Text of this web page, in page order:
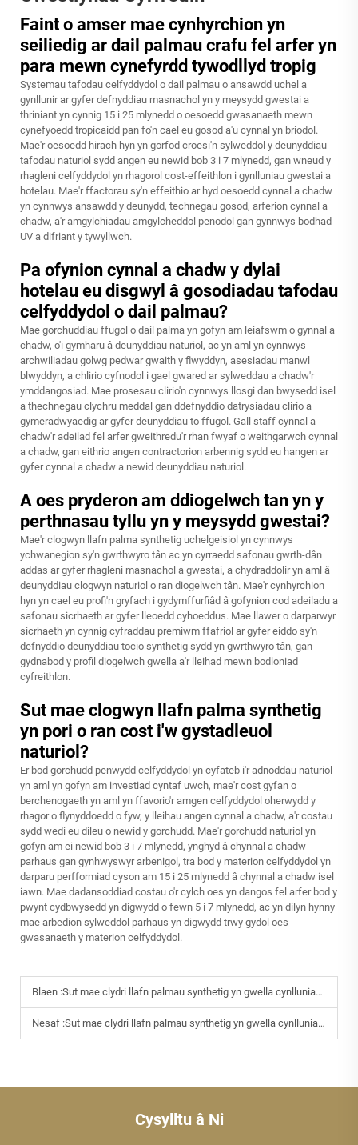
Faint o amser mae cynhyrchion yn
seiliedig ar dail palmau crafu fel arfer yn
para mewn cynefyrdd tywodllyd tropig
Systemau tafodau celfyddydol o dail palmau o ansawdd uchel a
gynllunir ar gyfer defnyddiau masnachol yn y meysydd gwestai a
thriniant yn cynnig 15 i 25 mlynedd o oesoedd gwasanaeth mewn
cynefyoedd tropicaidd pan fo'n cael eu gosod a'u cynnal yn briodol.
Mae'r oesoedd hirach hyn yn gorfod croesi'n sylweddol y deunyddiau
tafodau naturiol sydd angen eu newid bob 3 i 7 mlynedd, gan wneud y
rhagleni celfyddydol yn rhagorol cost-effeithlon i gynlluniau gwestai a
hotelau. Mae'r ffactorau sy'n effeithio ar hyd oesoedd cynnal a chadw
yn cynnwys ansawdd y deunydd, technegau gosod, arferion cynnal a
chadw, a'r amgylchiadau amgylcheddol penodol gan gynnwys bodhad
UV a difriant y tywyllwch.
Pa ofynion cynnal a chadw y dylai
hotelau eu disgwyl â gosodiadau tafodau
celfyddydol o dail palmau?
Mae gorchuddiau ffugol o dail palma yn gofyn am leiafswm o gynnal a
chadw, o'i gymharu â deunyddiau naturiol, ac yn aml yn cynnwys
archwiliadau golwg pedwar gwaith y flwyddyn, asesiadau manwl
blwyddyn, a chlirio cyfnodol i gael gwared ar sylweddau a chadw'r
ymddangosiad. Mae prosesau clirio'n cynnwys llosgi dan bwysedd isel
a thechnegau clychru meddal gan ddefnyddio datrysiadau clirio a
gymeradwyaedig ar gyfer deunyddiau to ffugol. Gall staff cynnal a
chadw'r adeilad fel arfer gweithredu'r rhan fwyaf o weithgarwch cynnal
a chadw, gan eithrio angen contractorion arbennig sydd eu hangen ar
gyfer cynnal a chadw a newid deunyddiau naturiol.
A oes pryderon am ddiogelwch tan yn y
perthnasau tyllu yn y meysydd gwestai?
Mae'r clogwyn llafn palma synthetig uchelgeisiol yn cynnwys
ychwanegion sy'n gwrthwyro tân ac yn cyrraedd safonau gwrth-dân
addas ar gyfer rhagleni masnachol a gwestai, a chydraddolir yn aml â
deunyddiau clogwyn naturiol o ran diogelwch tân. Mae'r cynhyrchion
hyn yn cael eu profi'n gryfach i gydymffurfiâd â gofynion cod adeiladu a
safonau sicrhaeth ar gyfer lleoedd cyhoeddus. Mae llawer o darparwyr
sicrhaeth yn cynnig cyfraddau premiwm ffafriol ar gyfer eiddo sy'n
defnyddio deunyddiau tocio synthetig sydd yn gwrthwyro tân, gan
gydnabod y profil diogelwch gwella a'r lleihad mewn bodloniad
cyfreithlon.
Sut mae clogwyn llafn palma synthetig
yn pori o ran cost i'w gystadleuol
naturiol?
Er bod gorchudd penwydd celfyddydol yn cyfateb i'r adnoddau naturiol
yn aml yn gofyn am investiad cyntaf uwch, mae'r cost gyfan o
berchenogaeth yn aml yn ffavorio'r amgen celfyddydol oherwydd y
rhagor o flynyddoedd o fyw, y lleihau angen cynnal a chadw, a'r costau
sydd wedi eu dileu o newid y gorchudd. Mae'r gorchudd naturiol yn
gofyn am ei newid bob 3 i 7 mlynedd, ynghyd â chynnal a chadw
parhaus gan gynhwyswyr arbenigol, tra bod y materion celfyddydol yn
darparu perfformiad cyson am 15 i 25 mlynedd â chynnal a chadw isel
iawn. Mae dadansoddiad costau o'r cylch oes yn dangos fel arfer bod y
pwynt cydbwysedd yn digwydd o fewn 5 i 7 mlynedd, ac yn dilyn hynny
mae arbedion sylweddol parhaus yn digwydd trwy gydol oes
gwasanaeth y materion celfyddydol.
Blaen :Sut mae clydri llafn palmau synthetig yn gwella cynlluniau gwestai tropataidd
Nesaf :Sut mae clydri llafn palmau synthetig yn gwella cynlluniau gwestai tropataidd
Cysylltu â Ni